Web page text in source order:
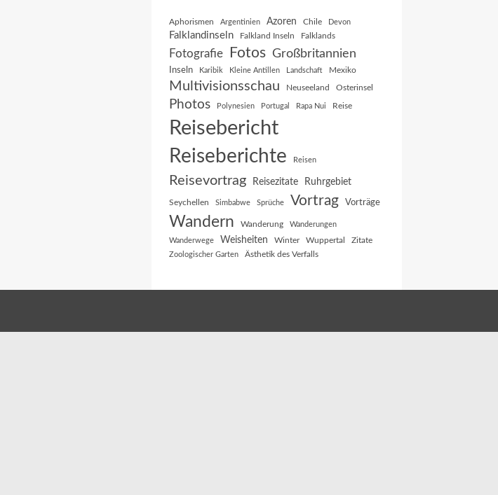
Aphorismen Argentinien Azoren Chile Devon
Falklandinseln Falkland Inseln Falklands
Fotografie Fotos Großbritannien
Inseln Karibik Kleine Antillen Landschaft Mexiko
Multivisionsschau Neuseeland Osterinsel
Photos Polynesien Portugal Rapa Nui Reise
Reisebericht
Reiseberichte Reisen
Reisevortrag Reisezitate Ruhrgebiet
Seychellen Simbabwe Sprüche Vortrag Vorträge
Wandern Wanderung Wanderungen
Wanderwege Weisheiten Winter Wuppertal Zitate
Zoologischer Garten Ästhetik des Verfalls